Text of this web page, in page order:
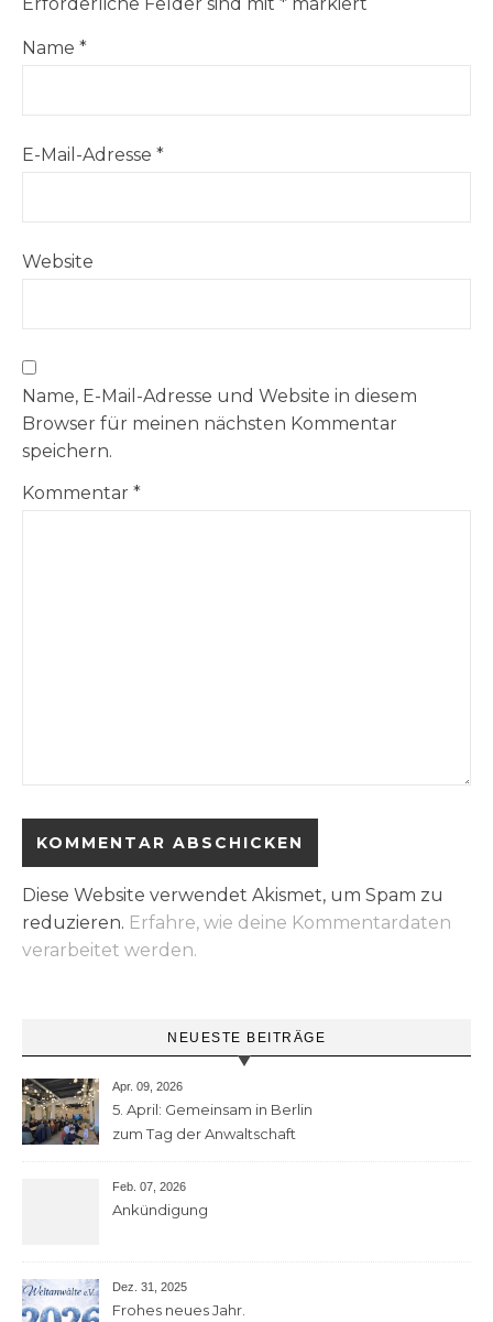
Name *
E-Mail-Adresse *
Website
Name, E-Mail-Adresse und Website in diesem
Browser für meinen nächsten Kommentar
speichern.
Kommentar *
Diese Website verwendet Akismet, um Spam zu
reduzieren. Erfahre, wie deine Kommentardaten
verarbeitet werden.
NEUESTE BEITRÄGE
Apr. 09, 2026
5. April: Gemeinsam in Berlin
zum Tag der Anwaltschaft
Feb. 07, 2026
Ankündigung
Dez. 31, 2025
Frohes neues Jahr.